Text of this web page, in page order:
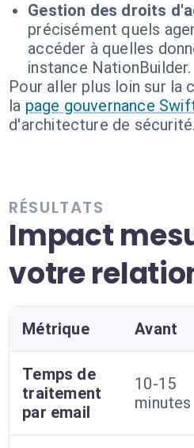
Gestion des droits
précisément quels
accéder à quelles
instance NationBuilder.
Pour aller plus loin sur la
la page gouvernance
d'architecture de sécurité.
RÉSULTATS
Impact
votre
Métrique Avant
Temps de
traitement
par email
10-15
minutes